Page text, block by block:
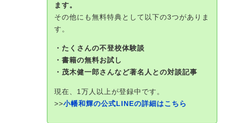
ます。
その他にも無料特典として以下の3つがありま
す。
・たくさんの不登校体験談
・書籍の無料お試し
・茂木健一郎さんなど著名人との対談記事
現在、1万人以上が登録中です。
>>小幡和輝の公式LINEの詳細はこちら